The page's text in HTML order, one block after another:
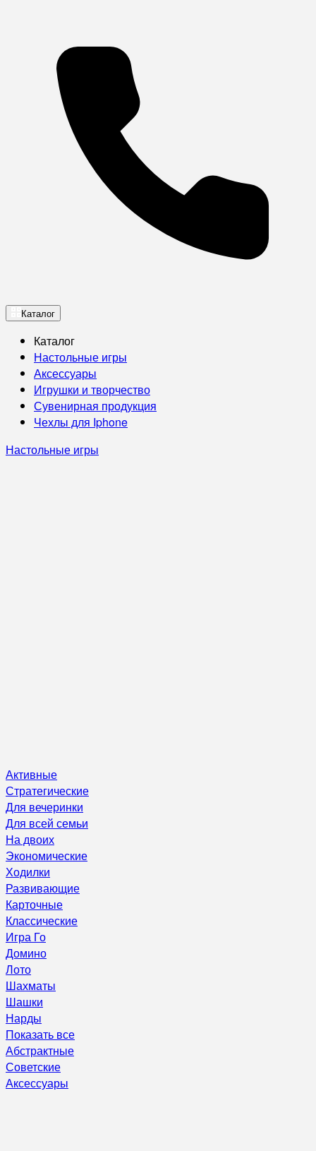
Каталог
Каталог
Настольные игры
Аксессуары
Игрушки и творчество
Сувенирная продукция
Чехлы для Iphone
Настольные игры
Активные
Стратегические
Для вечеринки
Для всей семьи
На двоих
Экономические
Ходилки
Развивающие
Карточные
Классические
Игра Го
Домино
Лото
Шахматы
Шашки
Нарды
Показать все
Абстрактные
Советские
Аксессуары